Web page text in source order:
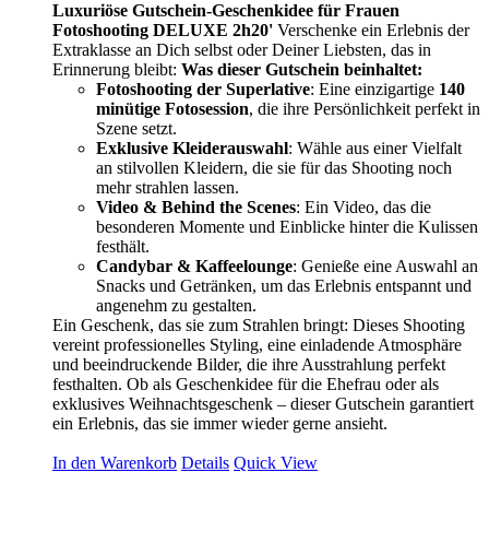
Luxuriöse Gutschein-Geschenkidee für Frauen
Fotoshooting DELUXE 2h20' Verschenke ein Erlebnis der
Extraklasse an Dich selbst oder Deiner Liebsten, das in
Erinnerung bleibt: Was dieser Gutschein beinhaltet:
Fotoshooting der Superlative: Eine einzigartige 140
minütige Fotosession, die ihre Persönlichkeit perfekt in
Szene setzt.
Exklusive Kleiderauswahl: Wähle aus einer Vielfalt
an stilvollen Kleidern, die sie für das Shooting noch
mehr strahlen lassen.
Video & Behind the Scenes: Ein Video, das die
besonderen Momente und Einblicke hinter die Kulissen
festhält.
Candybar & Kaffeelounge: Genieße eine Auswahl an
Snacks und Getränken, um das Erlebnis entspannt und
angenehm zu gestalten.
Ein Geschenk, das sie zum Strahlen bringt: Dieses Shooting
vereint professionelles Styling, eine einladende Atmosphäre
und beeindruckende Bilder, die ihre Ausstrahlung perfekt
festhalten. Ob als Geschenkidee für die Ehefrau oder als
exklusives Weihnachtsgeschenk – dieser Gutschein garantiert
ein Erlebnis, das sie immer wieder gerne ansieht.
In den Warenkorb Details Quick View